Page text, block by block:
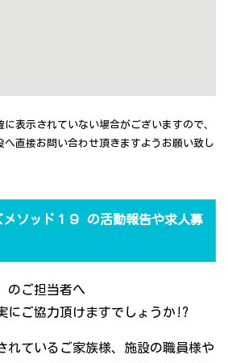
表示されていない場合がございますので、
へ直接お問い合わせ頂きますようお願い致し
メソッド１９ の活動報告や求人募
のご担当者へ
にご協力頂けますでしょうか!?
れているご家族様、施設の職員様や